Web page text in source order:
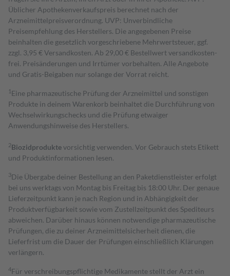
Üblicher Apothekenverkaufspreis berechnet nach der
Arzneimittelpreisverordnung. UVP: Unverbindliche
Preisempfehlung des Herstellers. Die angegebenen Preise
beinhalten die gesetzlich vorgeschriebene Mehrwertsteuer, ggf.
zzgl. 3,95 € Versandkosten. Ab 29,00 € Bestell­wert versand­kosten­
frei. Preisänderungen und Irrtümer vorbehalten. Alle Angebote
und Gratis-Beigaben nur solange der Vorrat reicht.
1 Eine pharmazeutische Prüfung der Arzneimittel und sonstigen
Produkte in deinem Warenkorb beinhaltet die Durchführung von
Wechselwirkungschecks und die Prüfung etwaiger
Anwendungshinweise des Herstellers.
2Biozidproduktevorsichtig verwenden. Vor Gebrauch stets Etikett
und Produktinformationen lesen.
3Die Übergabe deiner Bestellung an den Paketdienstleister erfolgt
bei uns werktags von Montag bis Freitag bis 18:00 Uhr. Der genaue
Lieferzeitpunkt kann je nach Region und in Abhängigkeit der
Produktverfügbarkeit sowie vom Zustellzeitpunkt des Spediteurs
abweichen. Darüber hinaus können notwendige pharmazeutische
Prüfungen, die zu deiner Arzneimittelsicherheit dienen, die
Lieferfrist um die Dauer der Prüfungen einschließlich Klärungen
verlängern.
4Für verschreibungspflichtige Medikamente stellt der Arzt ein